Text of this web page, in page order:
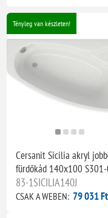
Tényleg van készleten!
Cersanit Sicilia akryl
fürdőkád 140x100
83-1SICILIA140J
CSAK A WEBEN: 79 031 Ft